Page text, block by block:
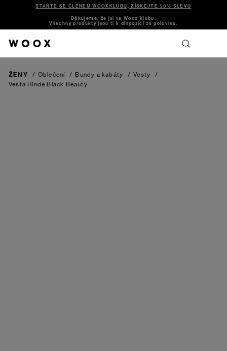
STAŇTE SE ČLENEM WOOXKLUBU, ZÍSKEJTE 50% SLEVU
Děkujeme, že jsi ve Woox klubu.
Všechny produkty jsou ti k dispozici za polovinu.
ŽENY / Oblečení / Bundy a kabáty / Vesty
/
Vesta Hinde Black Beauty